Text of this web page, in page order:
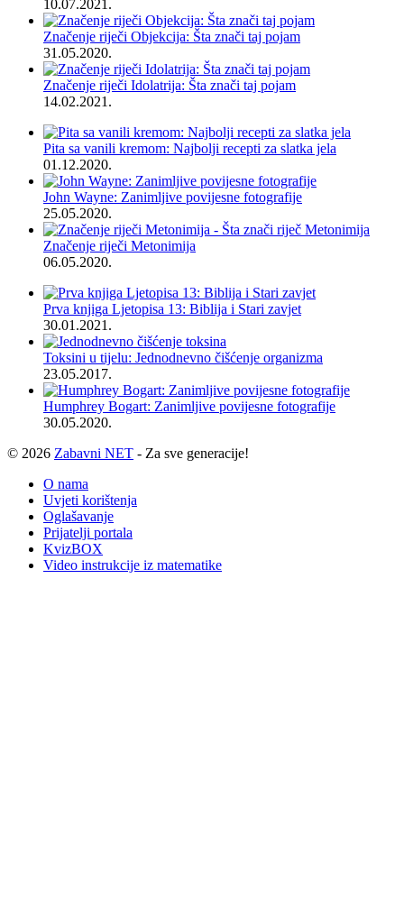
10.07.2021.
Značenje riječi Objekcija: Šta znači taj pojam
31.05.2020.
Značenje riječi Idolatrija: Šta znači taj pojam
14.02.2021.
Pita sa vanili kremom: Najbolji recepti za slatka jela
01.12.2020.
John Wayne: Zanimljive povijesne fotografije
25.05.2020.
Značenje riječi Metonimija
06.05.2020.
Prva knjiga Ljetopisa 13: Biblija i Stari zavjet
30.01.2021.
Toksini u tijelu: Jednodnevno čišćenje organizma
23.05.2017.
Humphrey Bogart: Zanimljive povijesne fotografije
30.05.2020.
© 2026 Zabavni NET - Za sve generacije!
O nama
Uvjeti korištenja
Oglašavanje
Prijatelji portala
KvizBOX
Video instrukcije iz matematike